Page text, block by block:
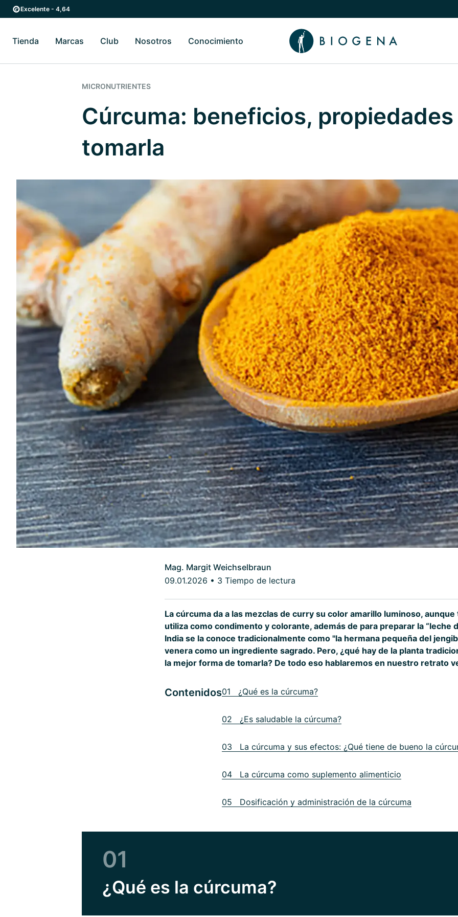
Ir al contenido principal
Ir a la navegación principal
Excelente - 4,64
Tienda Alternar submenú de Tienda
Marcas Alternar submenú de Marcas
Club Nosotros Alternar submenú de Nosotros
Conocimiento Alternar submenú de Conocimiento
MICRONUTRIENTES
Cúrcuma: beneficios,
tomarla
Mag. Margit Weichselbraun
09.01.2026 • 3 Tiempo de lectura
La cúrcuma da a las mezclas de curry su color amarillo luminoso,
utiliza como condimento y colorante, además de para preparar la “leche
India se la conoce tradicionalmente como "la hermana pequeña del
venera como un ingrediente sagrado. Pero, ¿qué hay de la planta
la mejor forma de tomarla? De todo eso hablaremos en nuestro retrato
Contenidos01 ¿Qué es la cúrcuma?
02 ¿Es saludable la cúrcuma?
03 La cúrcuma y sus efectos: ¿Qué tiene de bueno la
04 La cúrcuma como suplemento alimenticio
05 Dosificación y administración de la cúrcuma
01
¿Qué es la cúrcuma?